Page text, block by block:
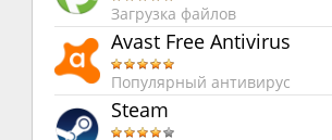
Загрузка файлов
Avast Free Antivirus
Популярный антивирус
Steam